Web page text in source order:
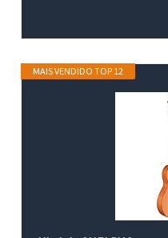
MAIS VENDIDO TOP 12